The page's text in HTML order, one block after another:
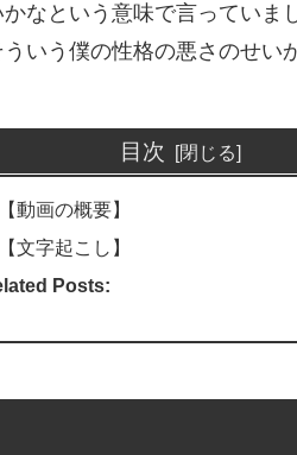
なという意味で言っていま
いう僕の性格の悪さのせい
目次
【動画の概要】
【文字起こし】
Posts: